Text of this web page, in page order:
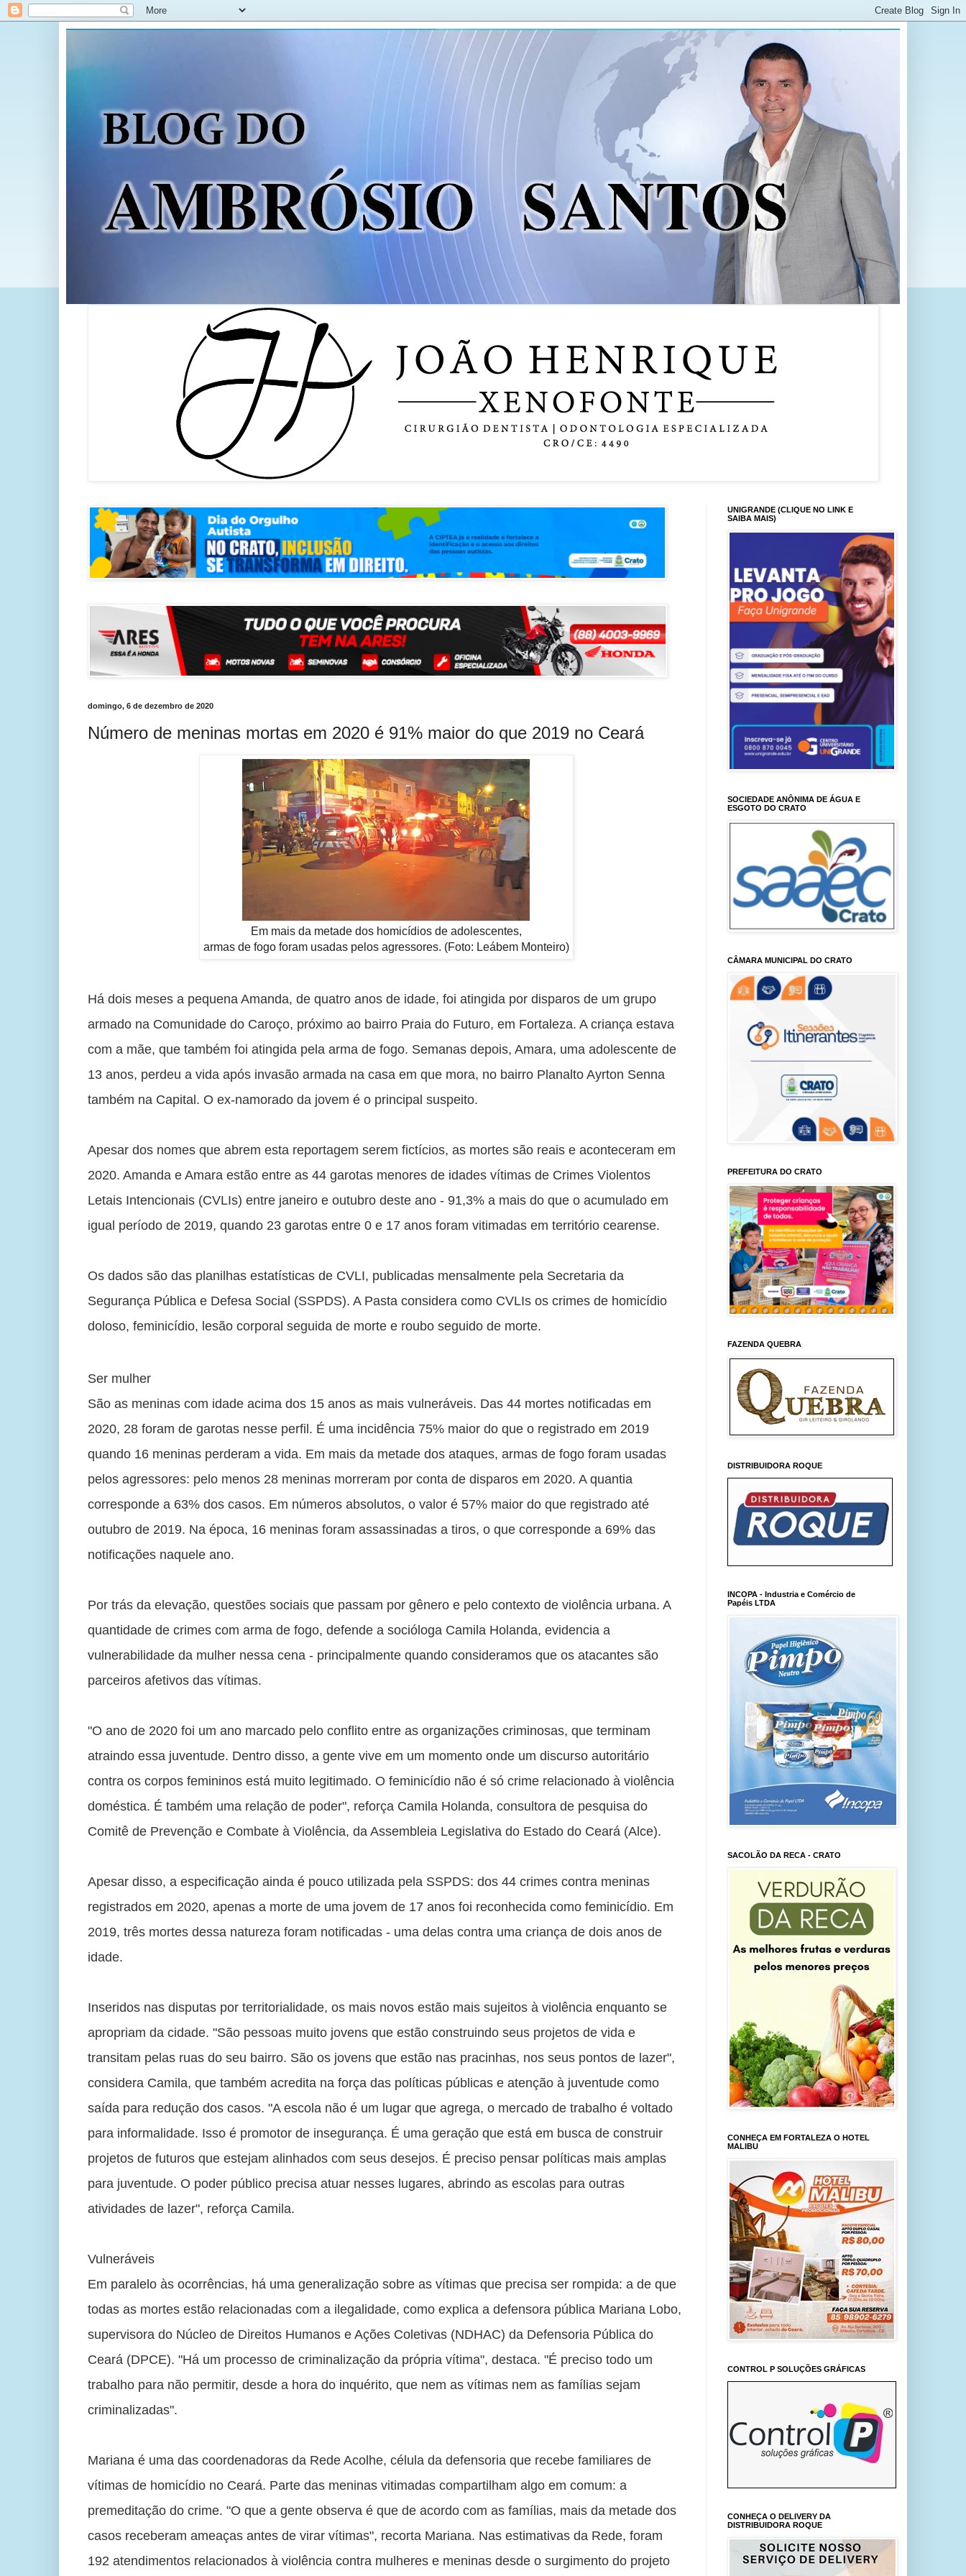
domingo, 6 de dezembro de 2020
Número de meninas mortas em 2020 é 91% maior do que 2019 no Ceará
Em mais da metade dos homicídios de adolescentes,
armas de fogo foram usadas pelos agressores. (Foto: Leábem Monteiro)
Há dois meses a pequena Amanda, de quatro anos de idade, foi atingida por disparos de um grupo
armado na Comunidade do Caroço, próximo ao bairro Praia do Futuro, em Fortaleza. A criança estava
com a mãe, que também foi atingida pela arma de fogo. Semanas depois, Amara, uma adolescente de
13 anos, perdeu a vida após invasão armada na casa em que mora, no bairro Planalto Ayrton Senna
também na Capital. O ex-namorado da jovem é o principal suspeito.
Apesar dos nomes que abrem esta reportagem serem fictícios, as mortes são reais e aconteceram em
2020. Amanda e Amara estão entre as 44 garotas menores de idades vítimas de Crimes Violentos
Letais Intencionais (CVLIs) entre janeiro e outubro deste ano - 91,3% a mais do que o acumulado em
igual período de 2019, quando 23 garotas entre 0 e 17 anos foram vitimadas em território cearense.
Os dados são das planilhas estatísticas de CVLI, publicadas mensalmente pela Secretaria da
Segurança Pública e Defesa Social (SSPDS). A Pasta considera como CVLIs os crimes de homicídio
doloso, feminicídio, lesão corporal seguida de morte e roubo seguido de morte.
Ser mulher
São as meninas com idade acima dos 15 anos as mais vulneráveis. Das 44 mortes notificadas em
2020, 28 foram de garotas nesse perfil. É uma incidência 75% maior do que o registrado em 2019
quando 16 meninas perderam a vida. Em mais da metade dos ataques, armas de fogo foram usadas
pelos agressores: pelo menos 28 meninas morreram por conta de disparos em 2020. A quantia
corresponde a 63% dos casos. Em números absolutos, o valor é 57% maior do que registrado até
outubro de 2019. Na época, 16 meninas foram assassinadas a tiros, o que corresponde a 69% das
notificações naquele ano.
Por trás da elevação, questões sociais que passam por gênero e pelo contexto de violência urbana. A
quantidade de crimes com arma de fogo, defende a socióloga Camila Holanda, evidencia a
vulnerabilidade da mulher nessa cena - principalmente quando consideramos que os atacantes são
parceiros afetivos das vítimas.
"O ano de 2020 foi um ano marcado pelo conflito entre as organizações criminosas, que terminam
atraindo essa juventude. Dentro disso, a gente vive em um momento onde um discurso autoritário
contra os corpos femininos está muito legitimado. O feminicídio não é só crime relacionado à violência
doméstica. É também uma relação de poder", reforça Camila Holanda, consultora de pesquisa do
Comitê de Prevenção e Combate à Violência, da Assembleia Legislativa do Estado do Ceará (Alce).
Apesar disso, a especificação ainda é pouco utilizada pela SSPDS: dos 44 crimes contra meninas
registrados em 2020, apenas a morte de uma jovem de 17 anos foi reconhecida como feminicídio. Em
2019, três mortes dessa natureza foram notificadas - uma delas contra uma criança de dois anos de
idade.
Inseridos nas disputas por territorialidade, os mais novos estão mais sujeitos à violência enquanto se
apropriam da cidade. "São pessoas muito jovens que estão construindo seus projetos de vida e
transitam pelas ruas do seu bairro. São os jovens que estão nas pracinhas, nos seus pontos de lazer",
considera Camila, que também acredita na força das políticas públicas e atenção à juventude como
saída para redução dos casos. "A escola não é um lugar que agrega, o mercado de trabalho é voltado
para informalidade. Isso é promotor de insegurança. É uma geração que está em busca de construir
projetos de futuros que estejam alinhados com seus desejos. É preciso pensar políticas mais amplas
para juventude. O poder público precisa atuar nesses lugares, abrindo as escolas para outras
atividades de lazer", reforça Camila.
Vulneráveis
Em paralelo às ocorrências, há uma generalização sobre as vítimas que precisa ser rompida: a de que
todas as mortes estão relacionadas com a ilegalidade, como explica a defensora pública Mariana Lobo,
supervisora do Núcleo de Direitos Humanos e Ações Coletivas (NDHAC) da Defensoria Pública do
Ceará (DPCE). "Há um processo de criminalização da própria vítima", destaca. "É preciso todo um
trabalho para não permitir, desde a hora do inquérito, que nem as vítimas nem as famílias sejam
criminalizadas".
Mariana é uma das coordenadoras da Rede Acolhe, célula da defensoria que recebe familiares de
vítimas de homicídio no Ceará. Parte das meninas vitimadas compartilham algo em comum: a
premeditação do crime. "O que a gente observa é que de acordo com as famílias, mais da metade dos
casos receberam ameaças antes de virar vítimas", recorta Mariana. Nas estimativas da Rede, foram
192 atendimentos relacionados à violência contra mulheres e meninas desde o surgimento do projeto
UNIGRANDE (CLIQUE NO LINK E
SAIBA MAIS)
SOCIEDADE ANÔNIMA DE ÁGUA E
ESGOTO DO CRATO
CÂMARA MUNICIPAL DO CRATO
PREFEITURA DO CRATO
FAZENDA QUEBRA
DISTRIBUIDORA ROQUE
INCOPA - Industria e Comércio de
Papéis LTDA
SACOLÃO DA RECA - CRATO
CONHEÇA EM FORTALEZA O HOTEL
MALIBU
CONTROL P SOLUÇÕES GRÁFICAS
CONHEÇA O DELIVERY DA
DISTRIBUIDORA ROQUE